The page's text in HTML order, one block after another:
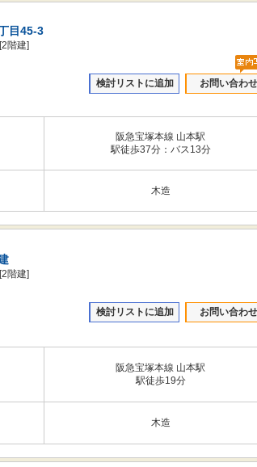
目45-3
階建]
検討リストに追加 お問い合わせ
阪急宝塚本線 山本駅
駅徒歩37分：バス13分
木造
階建]
検討リストに追加 お問い合わせ
阪急宝塚本線 山本駅
駅徒歩19分
木造